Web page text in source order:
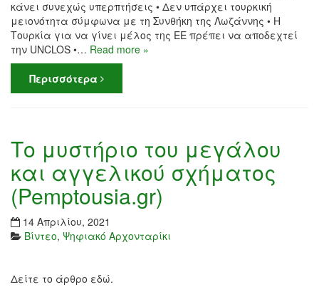
κάνει συνεχώς υπερπτήσεις • Δεν υπάρχει τουρκική
μειονότητα σύμφωνα με τη Συνθήκη της Λωζάννης • Η
Τουρκία για να γίνει μέλος της ΕΕ πρέπει να αποδεχτεί
την UNCLOS •… Read more »
Περισσότερα
Το μυστήριο του μεγάλου
και αγγελικού σχήματος
(Pemptousia.gr)
14 Απριλίου, 2021
Βίντεο, Ψηφιακό Αρχονταρίκι
Δείτε το άρθρο εδώ.